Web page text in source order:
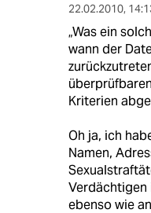
22.02.2010,
„Was ein
wann der
Kriterien
Oh ja, ich
Namen,
Verdächtigen
ebenso wie